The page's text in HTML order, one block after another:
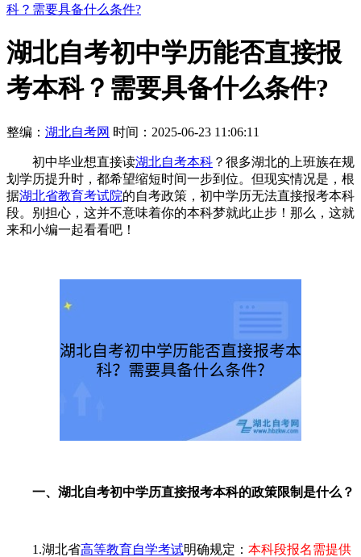
科？需要具备什么条件?
湖北自考初中学历能否直接报
考本科？需要具备什么条件?
整编： 湖北自考网 时间：2025-06-23 11:06:11
初中毕业想直接读湖北自考本科 ？很多湖北的上班族在规
划学历提升时，都希望缩短时间一步到位。但现实情况是，根
据湖北省教育考试院的自考政策，初中学历无法直接报考本科
段。别担心，这并不意味着你的本科梦就此止步！那么，这就
来和小编一起看看吧！
一、湖北自考初中学历直接报考本科的政策限制是什么？
1.湖北省高等教育自学考试明确规定： 本科段报名需提供